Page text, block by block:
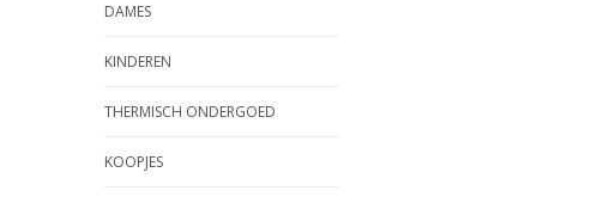
DAMES
KINDEREN
THERMISCH ONDERGOED
KOOPJES